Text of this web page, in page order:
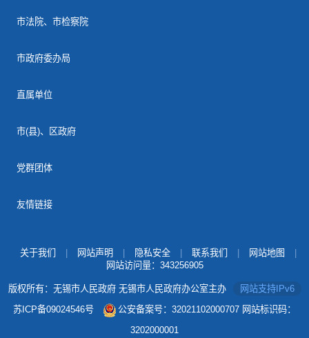
市法院、市检察院
市政府委办局
直属单位
市(县)、区政府
党群团体
友情链接
关于我们 网站声明 隐私安全 联系我们 网站地图
网站访问量： 343256905
版权所有：无锡市人民政府 无锡市人民政府办公室主办
网站支持IPv6
苏ICP备09024546号
公安备案号：32021102000707 网站标识码：
3202000001